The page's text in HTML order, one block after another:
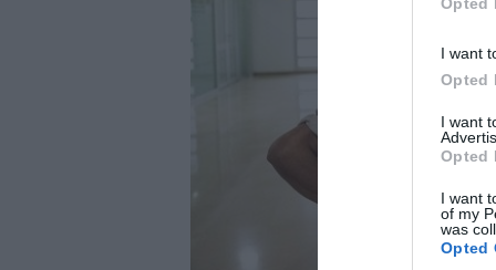
I want
Opted
I want
Opted
I want
of my
was
Opted